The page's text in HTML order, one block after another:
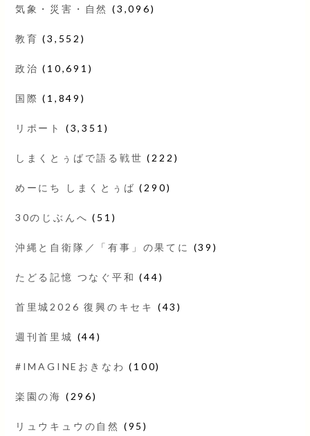
気象・災害・自然 (3,096)
教育 (3,552)
政治 (10,691)
国際 (1,849)
リポート (3,351)
しまくとぅばで語る戦世 (222)
めーにち しまくとぅば (290)
30のじぶんへ (51)
沖縄と自衛隊／「有事」の果てに (39)
たどる記憶 つなぐ平和 (44)
首里城2026 復興のキセキ (43)
週刊首里城 (44)
#IMAGINEおきなわ (100)
楽園の海 (296)
リュウキュウの自然 (95)